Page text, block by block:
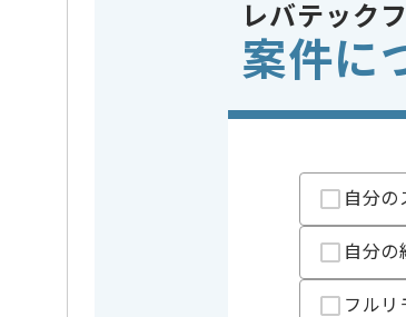
この案件のポイント 業務内容
特徴
ベンダコントロールの経験を活かすこと
複数案件を保有している企業ですので、
ご経験と実績に応じて別案件のご提案も
新しいアイディアや技術を積極的に導入
経験豊富なメンバーと成長が出来る環境
スキルアップされたい方、長期的に参画
レバテック
案件に
自分の
自分の
フルリ